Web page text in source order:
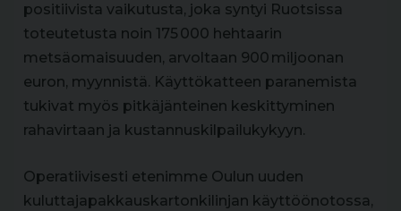
positiivista vaikutusta, joka syntyi Ruotsissa
toteutetusta noin 175 000 hehtaarin
metsäomaisuuden, arvoltaan 900 miljoonan
euron, myynnistä. Käyttökatteen paranemista
tukivat myös pitkäjänteinen keskittyminen
rahavirtaan ja kustannuskilpailukykyyn.
Operatiivisesti etenimme Oulun uuden
kuluttajapakkauskartonkilinjan käyttöönotossa,